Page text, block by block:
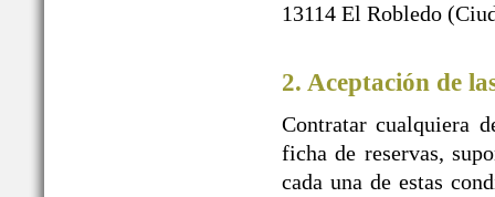
13114 El Robledo
2. Aceptación de
Contratar cualquiera
ficha de reservas,
cada una de estas